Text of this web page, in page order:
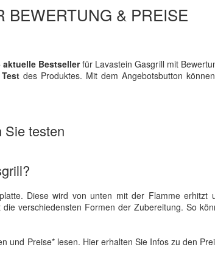
BEWERTUNG & PREISE
Bestsellerfür Lavastein Gasgrill mit
des Produktes. Mit dem Angebotsbutton
Sie testen
Diese wird von unten mit der Flamme erhitzt
verschiedensten Formen der Zubereitung. So
und Preise* lesen. Hier erhalten Sie Infos zu den